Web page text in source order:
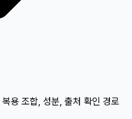
복용 조합, 성분, 출처 확인 경로